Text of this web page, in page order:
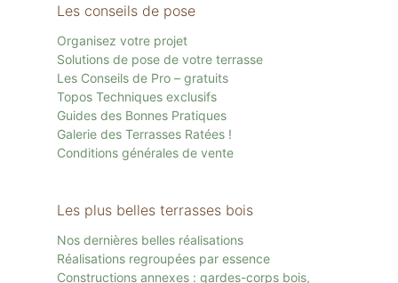
Les conseils de pose
Organisez votre projet
Solutions de pose de votre terrasse
Les Conseils de Pro – gratuits
Topos Techniques exclusifs
Guides des Bonnes Pratiques
Galerie des Terrasses Ratées !
Conditions générales de vente
Les plus belles terrasses bois
Nos dernières belles réalisations
Réalisations regroupées par essence
Constructions annexes : gardes-corps bois,